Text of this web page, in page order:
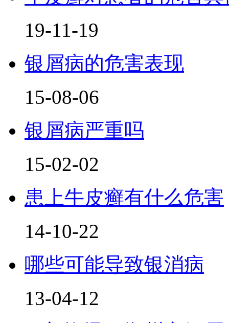
19-11-19
银屑病的危害表现
15-08-06
银屑病严重吗
15-02-02
患上牛皮癣有什么危害
14-10-22
哪些可能导致银消病
13-04-12